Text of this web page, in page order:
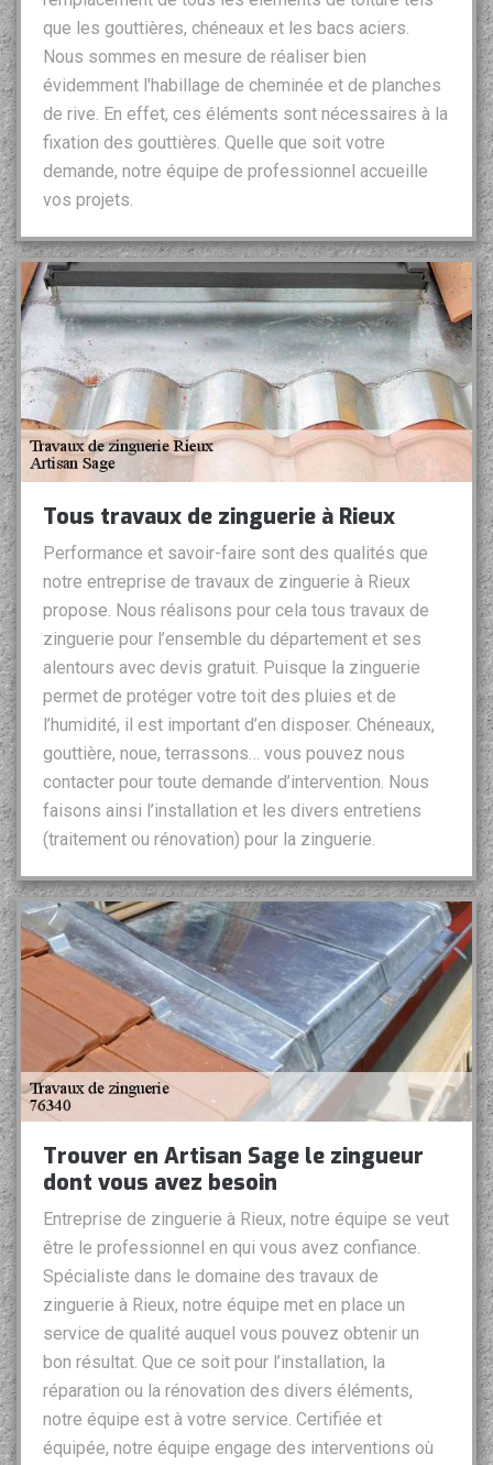
que les gouttières, chéneaux et les bacs aciers.
Nous sommes en mesure de réaliser bien
évidemment l'habillage de cheminée et de planches
de rive. En effet, ces éléments sont nécessaires à la
fixation des gouttières. Quelle que soit votre
demande, notre équipe de professionnel accueille
vos projets.
Tous travaux de zinguerie à Rieux
Performance et savoir-faire sont des qualités que
notre entreprise de travaux de zinguerie à Rieux
propose. Nous réalisons pour cela tous travaux de
zinguerie pour l’ensemble du département et ses
alentours avec devis gratuit. Puisque la zinguerie
permet de protéger votre toit des pluies et de
l’humidité, il est important d’en disposer. Chéneaux,
gouttière, noue, terrassons… vous pouvez nous
contacter pour toute demande d’intervention. Nous
faisons ainsi l’installation et les divers entretiens
(traitement ou rénovation) pour la zinguerie.
Trouver en Artisan Sage le zingueur
dont vous avez besoin
Entreprise de zinguerie à Rieux, notre équipe se veut
être le professionnel en qui vous avez confiance.
Spécialiste dans le domaine des travaux de
zinguerie à Rieux, notre équipe met en place un
service de qualité auquel vous pouvez obtenir un
bon résultat. Que ce soit pour l’installation, la
réparation ou la rénovation des divers éléments,
notre équipe est à votre service. Certifiée et
équipée, notre équipe engage des interventions où